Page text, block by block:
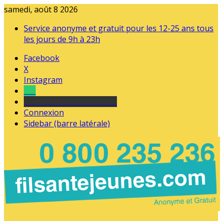
samedi, août 8 2026
Service anonyme et gratuit pour les 12-25 ans tous
les jours de 9h à 23h
Facebook
X
Instagram
Connexion
Sidebar (barre latérale)